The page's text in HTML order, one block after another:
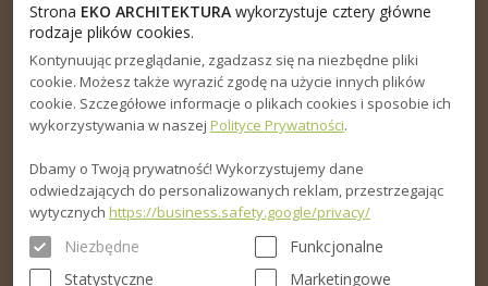
MENU
INFORMACJA
PORADNIK
Strona EKO ARCHITEKTURAwykorzystuje cztery główne
rodzaje plików cookies.
Kontynuując przeglądanie, zgadzasz się na niezbędne pliki
cookie. Możesz także wyrazić zgodę na użycie innych plików
cookie. Szczegółowe informacje o plikach cookies i sposobie ich
wykorzystywania w naszej Polityce Prywatności.
Dbamy o Twoją prywatność! Wykorzystujemy dane
odwiedzających do personalizowanych reklam, przestrzegając
wytycznych https://business.safety.google/privacy/
Niezbędne
Funkcjonalne
Statystyczne
Marketingowe